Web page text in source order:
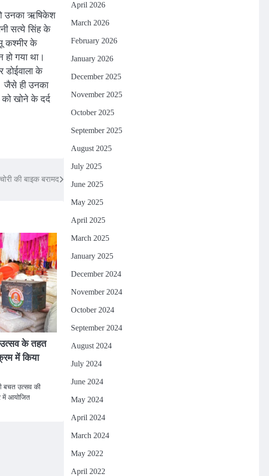
उनका ऋषिकेश
सत्ये सिंह के
कश्मीर के
गया था।
के
जैसे ही उनका
को खोने के दर्द
की बाइक बरामद
के तहत
में किया
बचत उत्सव की
में आयोजित
April 2026
March 2026
February 2026
January 2026
December 2025
November 2025
October 2025
September 2025
August 2025
July 2025
June 2025
May 2025
April 2025
March 2025
January 2025
December 2024
November 2024
October 2024
September 2024
August 2024
July 2024
June 2024
May 2024
April 2024
March 2024
May 2022
April 2022